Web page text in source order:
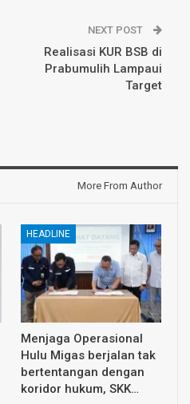
NEXT POST
Realisasi KUR BSB di
Prabumulih Lampaui
Target
More From Author
HEADLINE
Menjaga Operasional
Hulu Migas berjalan tak
bertentangan dengan
koridor hukum, SKK…